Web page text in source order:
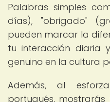
Palabras simples
días), "obrigado"
pueden marcar la
tu interacción diaria
genuino en la cultura
Además, al
portugués,